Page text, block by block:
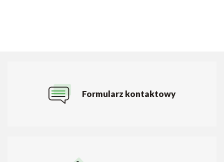
Formularz kontaktowy